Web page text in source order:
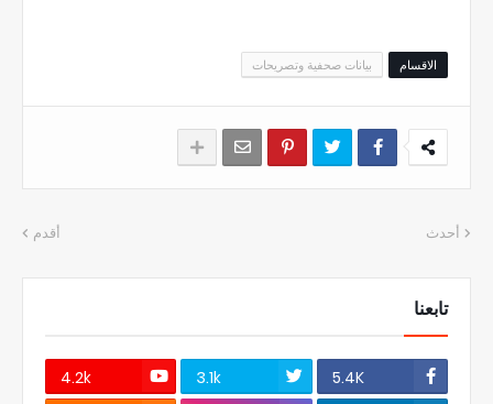
الاقسام بيانات صحفية وتصريحات
أحدث أقدم
تابعنا
5.4K
3.1k
4.2k